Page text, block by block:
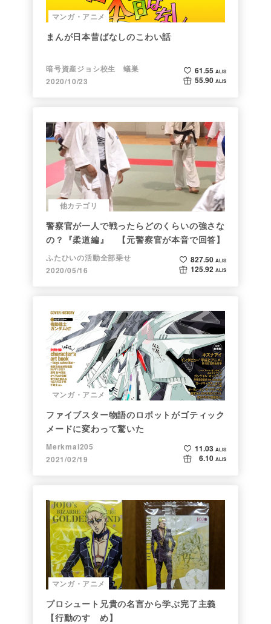
マンガ・アニメ
まんが日本昔ばなしのこわい話
暗号資産ジョシ校生 蟻巣
2020/10/23
61.55 ALIS
55.90 ALIS
他カテゴリ
警察官が一人で戦ったらどのくらいの強さな
の？『柔道編』 【元警察官が本音で回答】
ふたひいの活動全部乗せ
2020/05/16
827.50 ALIS
125.92 ALIS
マンガ・アニメ
ファイブスター物語のロボットがゴティック
メードに変わって驚いた
Merkmal205
2021/02/19
11.03 ALIS
6.10 ALIS
マンガ・アニメ
プロシュート兄貴の名言から学ぶ完了主義
【行動のすゝめ】